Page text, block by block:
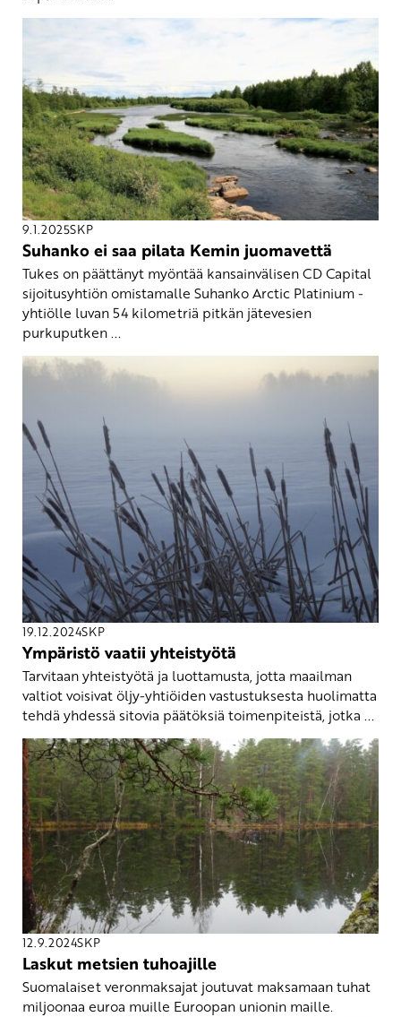
9.1.2025SKP
Suhanko ei saa pilata Kemin juomavettä
Tukes on päättänyt myöntää kansainvälisen CD Capital
sijoitusyhtiön omistamalle Suhanko Arctic Platinium -
yhtiölle luvan 54 kilometriä pitkän jätevesien
purkuputken ...
19.12.2024SKP
Ympäristö vaatii yhteistyötä
Tarvitaan yhteistyötä ja luottamusta, jotta maailman
valtiot voisivat öljy-yhtiöiden vastustuksesta huolimatta
tehdä yhdessä sitovia päätöksiä toimenpiteistä, jotka ...
12.9.2024SKP
Laskut metsien tuhoajille
Suomalaiset veronmaksajat joutuvat maksamaan tuhat
miljoonaa euroa muille Euroopan unionin maille.